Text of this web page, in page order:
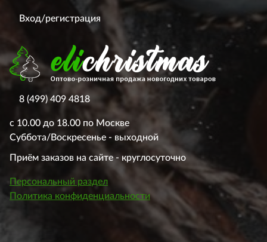
Вход/регистрация
8 (499) 409 4818
с 10.00 до 18.00 по Москве
Суббота/Воскресенье - выходной
Приём заказов на сайте - круглосуточно
Персональный раздел
Политика конфиденциальности